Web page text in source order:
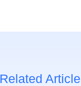
Related